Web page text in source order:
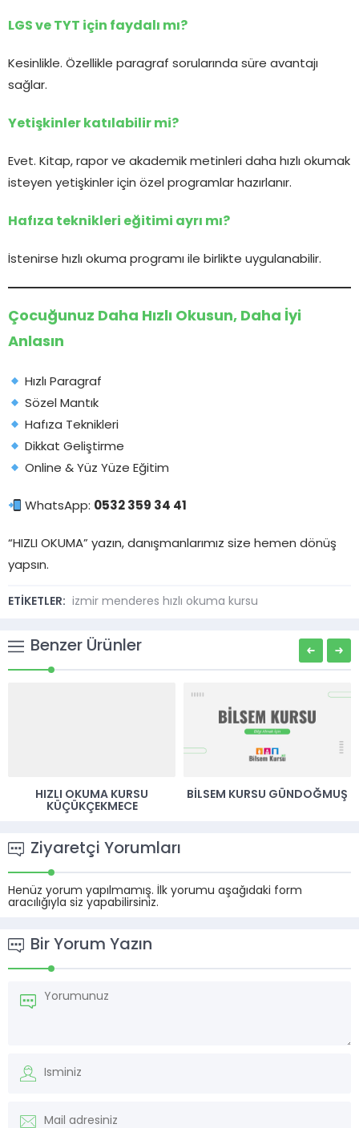
LGS ve TYT için faydalı mı?
Kesinlikle. Özellikle paragraf sorularında süre avantajı
sağlar.
Yetişkinler katılabilir mi?
Evet. Kitap, rapor ve akademik metinleri daha hızlı okumak
isteyen yetişkinler için özel programlar hazırlanır.
Hafıza teknikleri eğitimi ayrı mı?
İstenirse hızlı okuma programı ile birlikte uygulanabilir.
Çocuğunuz Daha Hızlı Okusun, Daha İyi
Anlasın
Hızlı Paragraf
Sözel Mantık
Hafıza Teknikleri
Dikkat Geliştirme
Online & Yüz Yüze Eğitim
WhatsApp: 0532 359 34 41
“HIZLI OKUMA” yazın, danışmanlarımız size hemen dönüş
yapsın.
ETİKETLER: izmir menderes hızlı okuma kursu
Benzer Ürünler
BILSEM KURSU GÜNDOĞMUŞ BILSEM KURSU KUŞADASI
Ziyaretçi Yorumları
Henüz yorum yapılmamış. İlk yorumu aşağıdaki form
aracılığıyla siz yapabilirsiniz.
Bir Yorum Yazın